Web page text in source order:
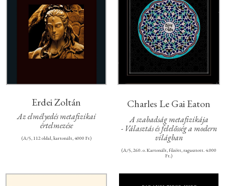
Erdei Zoltán
Az elmélyedés metafizikai
értelmezése
(A/5, 112 oldal, kartonált, 4000 Ft)
Charles Le Gai Eaton
A szabadság metafizikája
- Választás és felelősség a modern
világban
(A/5, 260. o. Kartonált, fűzött, ragasztott. 4.000
Ft.)